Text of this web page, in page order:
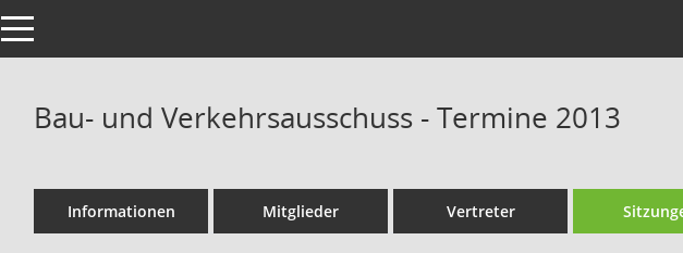
Toggle navigation
Bau- und Verkehrsausschuss - Termine 2013
Informationen Mitglieder Vertreter